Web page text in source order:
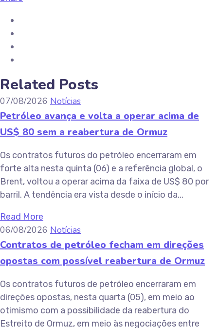
Related Posts
07/08/2026 Notícias
Petróleo avança e volta a operar acima de
US$ 80 sem a reabertura de Ormuz
Os contratos futuros do petróleo encerraram em
forte alta nesta quinta (06) e a referência global, o
Brent, voltou a operar acima da faixa de US$ 80 por
barril. A tendência era vista desde o início da...
Read More
06/08/2026 Notícias
Contratos de petróleo fecham em direções
opostas com possível reabertura de Ormuz
Os contratos futuros de petróleo encerraram em
direções opostas, nesta quarta (05), em meio ao
otimismo com a possibilidade da reabertura do
Estreito de Ormuz, em meio às negociações entre